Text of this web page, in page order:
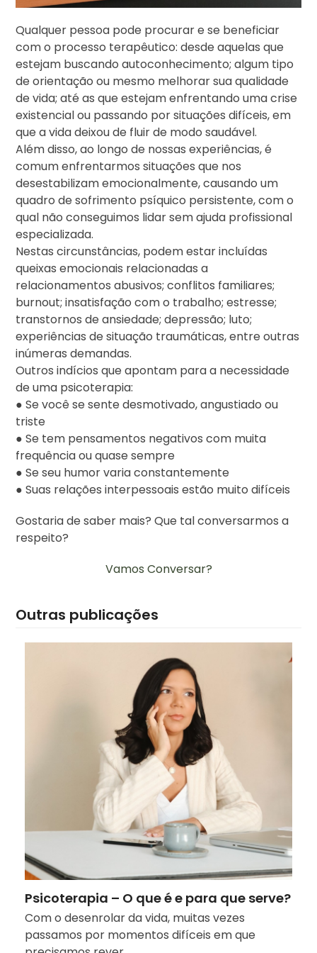
Qualquer pessoa pode procurar e se beneficiar
com o processo terapêutico: desde aquelas que
estejam buscando autoconhecimento; algum tipo
de orientação ou mesmo melhorar sua qualidade
de vida; até as que estejam enfrentando uma crise
existencial ou passando por situações difíceis, em
que a vida deixou de fluir de modo saudável.
Além disso, ao longo de nossas experiências, é
comum enfrentarmos situações que nos
desestabilizam emocionalmente, causando um
quadro de sofrimento psíquico persistente, com o
qual não conseguimos lidar sem ajuda profissional
especializada.
Nestas circunstâncias, podem estar incluídas
queixas emocionais relacionadas a
relacionamentos abusivos; conflitos familiares;
burnout; insatisfação com o trabalho; estresse;
transtornos de ansiedade; depressão; luto;
experiências de situação traumáticas, entre outras
inúmeras demandas.
Outros indícios que apontam para a necessidade
de uma psicoterapia:
● Se você se sente desmotivado, angustiado ou
triste
● Se tem pensamentos negativos com muita
frequência ou quase sempre
● Se seu humor varia constantemente
● Suas relações interpessoais estão muito difíceis
Gostaria de saber mais? Que tal conversarmos a
respeito?
Vamos Conversar?
Outras publicações
Psicoterapia – O que é e para que serve?
Com o desenrolar da vida, muitas vezes
passamos por momentos difíceis em que